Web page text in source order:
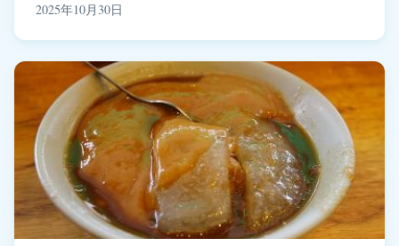
2025年10月30日